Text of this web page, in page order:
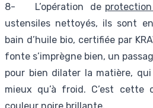
8- L’opération de protection
ustensiles nettoyés, ils sont
bain d’huile bio, certifiée par
fonte s’imprègne bien, un
pour bien dilater la matière, qui
mieux qu’à froid. C’est cette